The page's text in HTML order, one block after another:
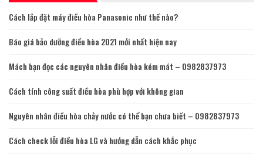
Cách lắp đặt máy điều hòa Panasonic như thế nào?
Báo giá bảo dưỡng điều hòa 2021 mới nhất hiện nay
Mách bạn đọc các nguyên nhân điều hòa kém mát – 0982837973
Cách tính công suất điều hòa phù hợp với không gian
Nguyên nhân điều hòa chảy nước có thể bạn chưa biết – 0982837973
Cách check lỗi điều hòa LG và hướng dẫn cách khắc phục